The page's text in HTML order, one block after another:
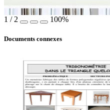
1 / 2 100%
Documents connexes